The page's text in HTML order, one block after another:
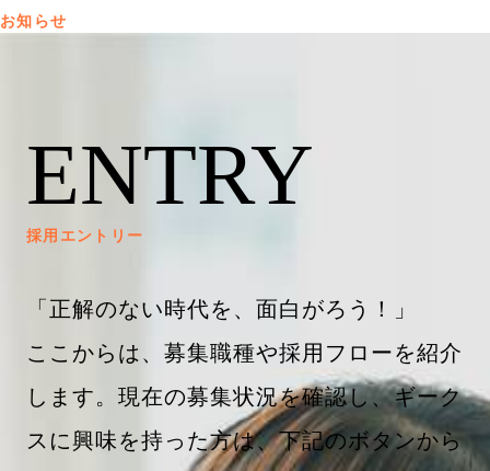
お知らせ
採用エントリー
ENTRY
「正解のない時代を、面白がろう！」
ここからは、募集職種や採用フローを紹介
します。現在の募集状況を確認し、ギーク
スに興味を持った方は、下記のボタンから